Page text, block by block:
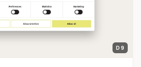
D 9